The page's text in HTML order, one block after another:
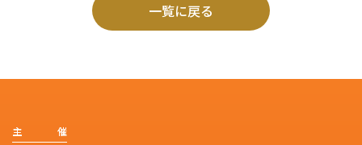
一覧に戻る
主
催